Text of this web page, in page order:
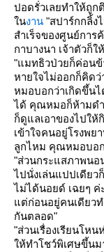
ปอดรั่วเลยทำให้ถูก
นงาน "สปาร์กกลิ้ง
สำเร็จของศูนย์การ
กาบางนา เจ้าตัวก็
"แมทธิวป่วยก็ค่อนข้
หายใจไม่ออกก็คิด
หมอบอกว่าเกิดขึ้นไ
ได้ คุณหมอก็ห้ามดำ
ก็ดูแลเอาของไปให้
เข้าใจคนอยู่โรงพย
ลูกไหม คุณหมอบอ
"ส่วนกระแสภาพนอ
ไปนั่งเล่นแปปเดียว
ไม่ได้นอยด์ เฉยๆ ค่
ต่ก่อนอยู่คนเดียวท
กันตลอด"
"ส่วนเรื่องเรียนโหน
ห้ทำโชว์พิเศษขึ้นม